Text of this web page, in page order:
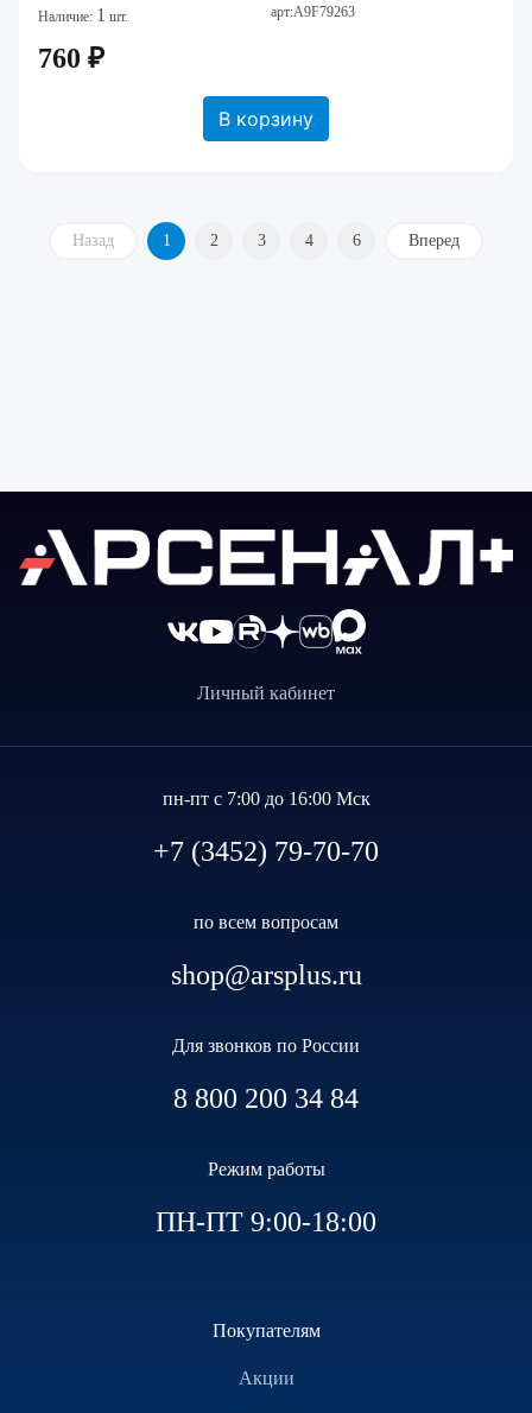
Наличие: 1 шт. арт:A9F79263
760 ₽
В корзину
Назад 1 2 3 4 6 Вперед
Личный кабинет
пн-пт с 7:00 до 16:00 Мск
+7 (3452) 79-70-70
по всем вопросам
shop@arsplus.ru
Для звонков по России
8 800 200 34 84
Режим работы
ПН-ПТ 9:00-18:00
Покупателям
Акции